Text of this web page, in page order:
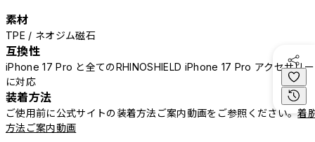
素材
TPE / ネオジム磁石
互換性
iPhone 17 Pro と全てのRHINOSHIELD iPhone 17 Pro アクセサリー
に対応
装着方法
ご使用前に公式サイトの装着方法ご案内動画をご参照ください。着
方法ご案内動画